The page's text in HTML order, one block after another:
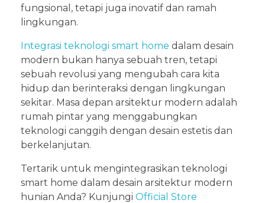
fungsional, tetapi juga inovatif dan ramah
lingkungan.
Integrasi teknologi smart home dalam desain
modern bukan hanya sebuah tren, tetapi
sebuah revolusi yang mengubah cara kita
hidup dan berinteraksi dengan lingkungan
sekitar. Masa depan arsitektur modern adalah
rumah pintar yang menggabungkan
teknologi canggih dengan desain estetis dan
berkelanjutan.
Tertarik untuk mengintegrasikan teknologi
smart home dalam desain arsitektur modern
hunian Anda? Kunjungi Official Store